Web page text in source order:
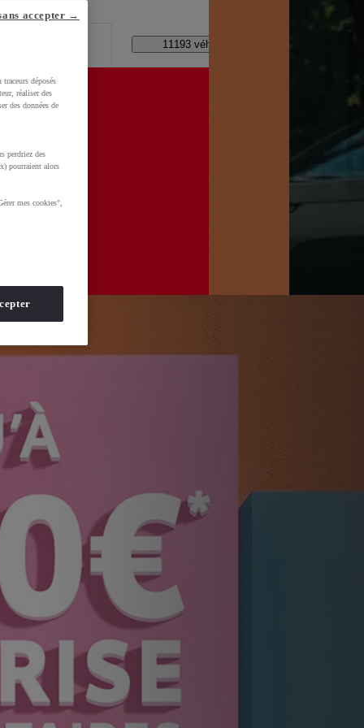
?
11193 véhicules disponibles
déposés
réaliser des
des données de
perdriez des
pourraient alors
mes cookies",
accepter →